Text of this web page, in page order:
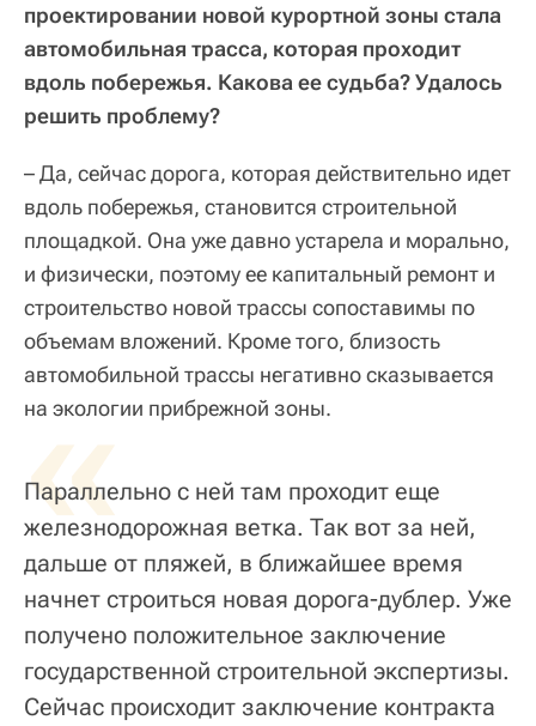
проектировании новой курортной зоны стала
автомобильная трасса, которая проходит
вдоль побережья. Какова ее судьба? Удалось
решить проблему?
– Да, сейчас дорога, которая действительно идет
вдоль побережья, становится строительной
площадкой. Она уже давно устарела и морально,
и физически, поэтому ее капитальный ремонт и
строительство новой трассы сопоставимы по
объемам вложений. Кроме того, близость
автомобильной трассы негативно сказывается
на экологии прибрежной зоны.
«
Параллельно с ней там проходит еще
железнодорожная ветка. Так вот за ней,
дальше от пляжей, в ближайшее время
начнет строиться новая дорога-дублер. Уже
получено положительное заключение
государственной строительной экспертизы.
Сейчас происходит заключение контракта